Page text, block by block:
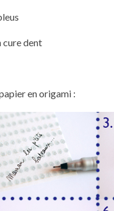
cure dent
en origami :